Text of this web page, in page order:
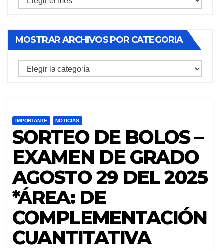
por
mes
MOSTRAR ARCHIVOS POR CATEGORIA
mostrar
IMPORTANTE NOTICIAS
SORTEO DE BOLOS –
EXAMEN DE GRADO
AGOSTO 29 DEL 2025
*ÁREA: DE
COMPLEMENTACIÓN
CUANTITATIVA